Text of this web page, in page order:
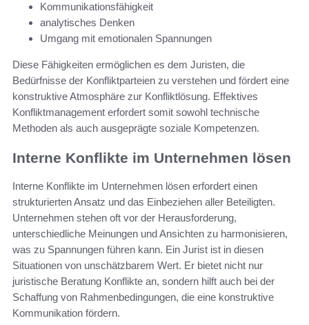
Kommunikationsfähigkeit
analytisches Denken
Umgang mit emotionalen Spannungen
Diese Fähigkeiten ermöglichen es dem Juristen, die
Bedürfnisse der Konfliktparteien zu verstehen und fördert eine
konstruktive Atmosphäre zur Konfliktlösung. Effektives
Konfliktmanagement erfordert somit sowohl technische
Methoden als auch ausgeprägte soziale Kompetenzen.
Interne Konflikte im Unternehmen lösen
Interne Konflikte im Unternehmen lösen erfordert einen
strukturierten Ansatz und das Einbeziehen aller Beteiligten.
Unternehmen stehen oft vor der Herausforderung,
unterschiedliche Meinungen und Ansichten zu harmonisieren,
was zu Spannungen führen kann. Ein Jurist ist in diesen
Situationen von unschätzbarem Wert. Er bietet nicht nur
juristische Beratung Konflikte an, sondern hilft auch bei der
Schaffung von Rahmenbedingungen, die eine konstruktive
Kommunikation fördern.